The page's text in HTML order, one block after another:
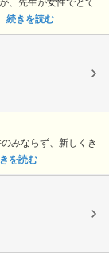
、先生が女性でとて
続きを読む
みならず、新しくき
を読む